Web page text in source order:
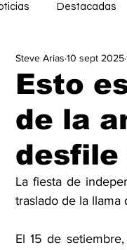
Destacadas
Esto
de la
desfile
Steve Arias 10 sept 2025
La fiesta de
traslado de la llama
El 15 de